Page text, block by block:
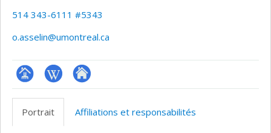
514 343-6111 #5343
o.asselin@umontreal.ca
Page Wiki
Autre
site
Portrait Affiliations et responsabilités